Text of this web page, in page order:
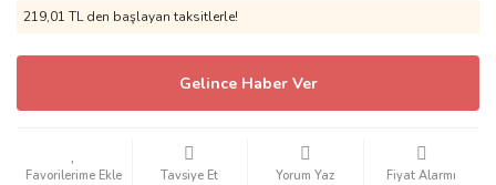
219,01 TL den başlayan taksitlerle!
Gelince Haber Ver
Tavsiye Et Yorum Yaz Fiyat Alarmı